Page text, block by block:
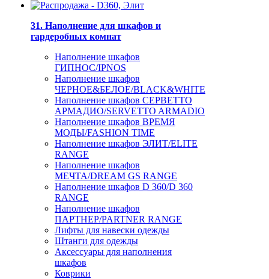
31. Наполнение для шкафов и
гардеробных комнат
Наполнение шкафов
ГИПНОС/IPNOS
Наполнение шкафов
ЧЕРНОЕ&БЕЛОЕ/BLACK&WHITE
Наполнение шкафов СЕРВЕТТО
АРМАДИО/SERVETTO ARMADIO
Наполнение шкафов ВРЕМЯ
МОДЫ/FASHION TIME
Наполнение шкафов ЭЛИТ/ELITE
RANGE
Наполнение шкафов
МЕЧТА/DREAM GS RANGE
Наполнение шкафов D 360/D 360
RANGE
Наполнение шкафов
ПАРТНЕР/PARTNER RANGE
Лифты для навески одежды
Штанги для одежды
Аксессуары для наполнения
шкафов
Коврики